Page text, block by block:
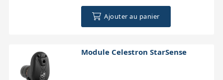
Ajouter au panier
Module Celestron StarSense